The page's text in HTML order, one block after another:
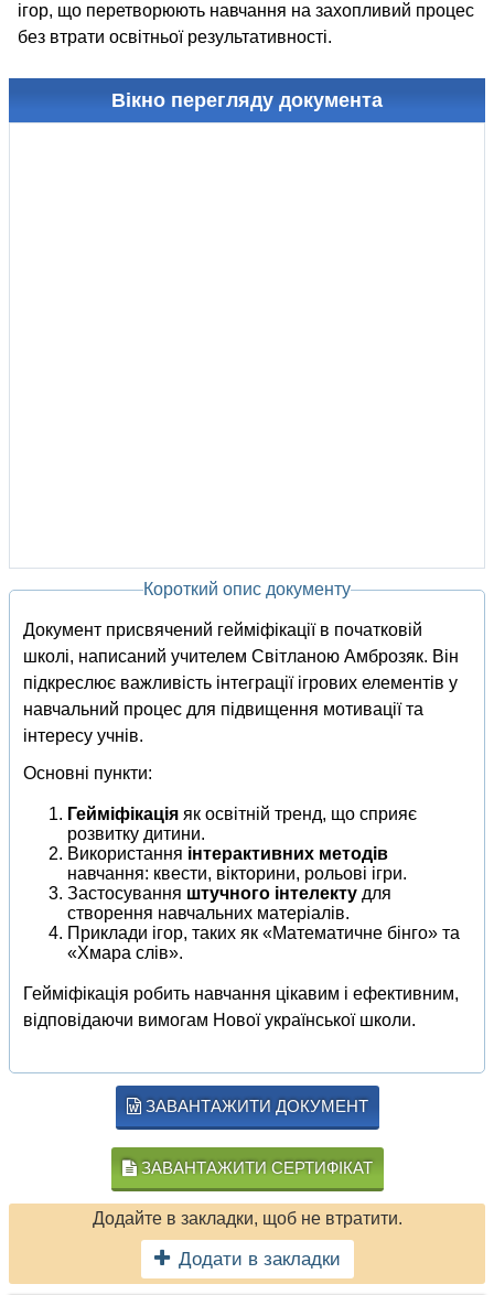
ігор, що перетворюють навчання на захопливий процес
без втрати освітньої результативності.
Вікно перегляду документа
Короткий опис документу
Документ присвячений гейміфікації в початковій
школі, написаний учителем Світланою Амброзяк. Він
підкреслює важливість інтеграції ігрових елементів у
навчальний процес для підвищення мотивації та
інтересу учнів.
Основні пункти:
Гейміфікація як освітній тренд, що сприяє
розвитку дитини.
Використання інтерактивних методів
навчання: квести, вікторини, рольові ігри.
Застосування штучного інтелекту для
створення навчальних матеріалів.
Приклади ігор, таких як «Математичне бінго» та
«Хмара слів».
Гейміфікація робить навчання цікавим і ефективним,
відповідаючи вимогам Нової української школи.
ЗАВАНТАЖИТИ ДОКУМЕНТ
ЗАВАНТАЖИТИ СЕРТИФІКАТ
Додайте в закладки, щоб не втратити.
Додати в закладки